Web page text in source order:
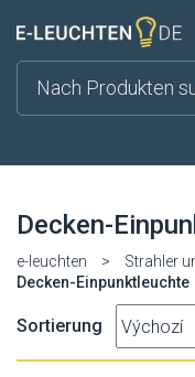
Decken-
e-leuchten > Strahler
Decken-Einpunktleuchte
Sortierung